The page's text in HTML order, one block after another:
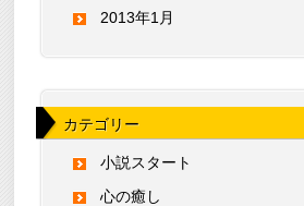
2013年1月
カテゴリー
小説スタート
心の癒し